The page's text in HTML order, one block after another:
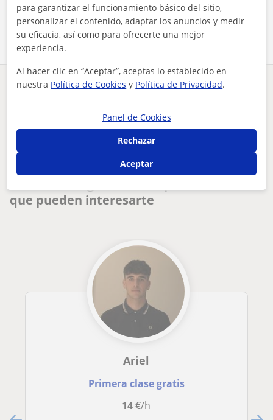
Comparte a este profesor
¿Hay algún error en este perfil?Cuéntanos
CAE Certificate in Advanced English
Navarra
Pamplona - Iruña
profesora de inglés con experiencia en clases para niños y a...
Otros profesores de CAE Certificate in
que pueden interesarte
Ariel
Primera clase gratis
14€/h
para garantizar el funcionamiento básico del sitio,
personalizar el contenido, adaptar los anuncios y medir
su eficacia, así como para ofrecerte una mejor
experiencia.
Al hacer clic en “Aceptar”, aceptas lo establecido en
nuestra Política de Cookies y Política de Privacidad.
Panel de Cookies
Rechazar
Aceptar